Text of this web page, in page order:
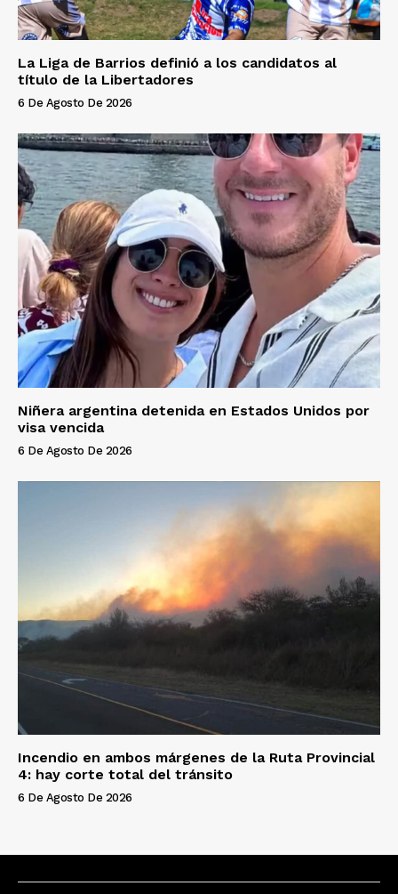
La Liga de Barrios definió a los candidatos al
título de la Libertadores
6 De Agosto De 2026
Niñera argentina detenida en Estados Unidos por
visa vencida
6 De Agosto De 2026
Incendio en ambos márgenes de la Ruta Provincial
4: hay corte total del tránsito
6 De Agosto De 2026